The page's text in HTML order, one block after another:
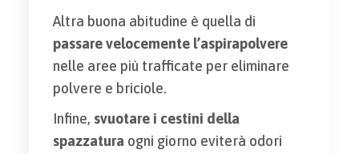
Altra buona abitudine è quella di
passare velocemente l’aspirapolvere
nelle aree più trafficate per eliminare
polvere e briciole.
Infine, svuotare i cestini della
spazzatura ogni giorno eviterà odori